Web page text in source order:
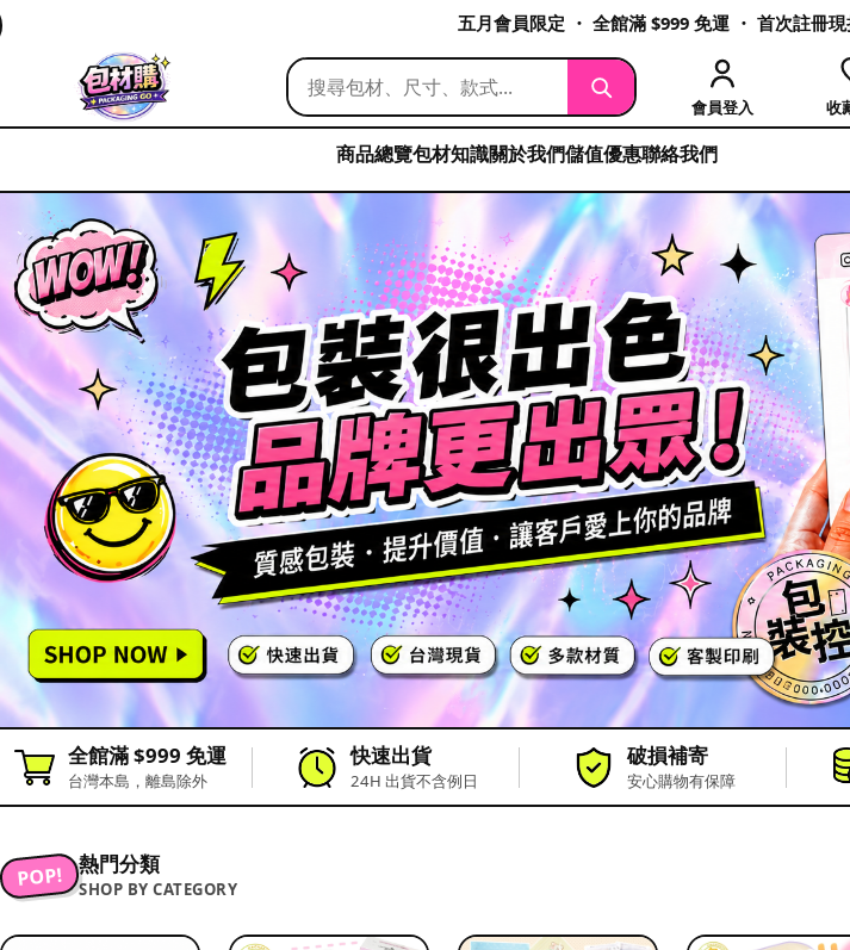
五月會員限定 ・ 全館滿 $999 免運 ・ 首次註冊
會員登入 收
商品總覽包材知識關於我們儲值優惠聯絡我們
全館滿 $999 免運
台灣本島，離島除外
快速出貨
24H 出貨不含例日
破損補寄
安心購物有保障
POP! 熱門分類
SHOP BY CATEGORY